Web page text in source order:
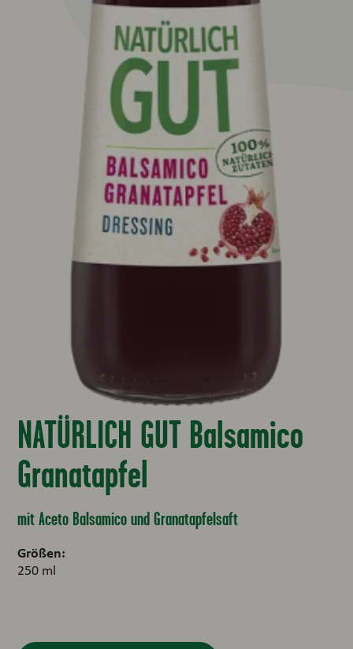
NATÜRLICH GUT Balsamico
Granatapfel
mit Aceto Balsamico und Granatapfelsaft
Größen:
250 ml